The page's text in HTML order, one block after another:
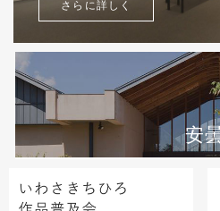
さらに詳しく
安